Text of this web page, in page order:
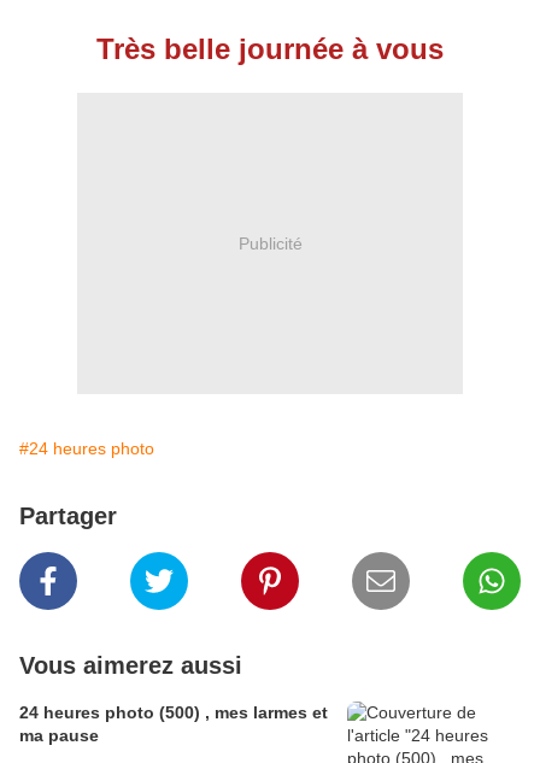
Très belle journée à vous
Publicité
#24 heures photo
Partager
Vous aimerez aussi
24 heures photo (500) , mes larmes et
ma pause